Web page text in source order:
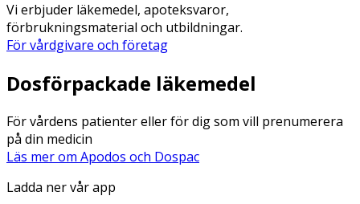
Vi erbjuder läkemedel, apoteksvaror,
förbrukningsmaterial och utbildningar.
För vårdgivare och företag
Dosförpackade läkemedel
För vårdens patienter eller för dig som vill prenumerera
på din medicin
Läs mer om Apodos och Dospac
Ladda ner vår app